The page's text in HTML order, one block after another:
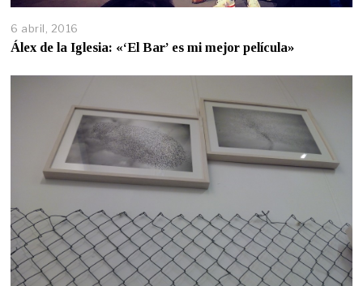
6 abril, 2016
Álex de la Iglesia: «‘El Bar’ es mi mejor película»